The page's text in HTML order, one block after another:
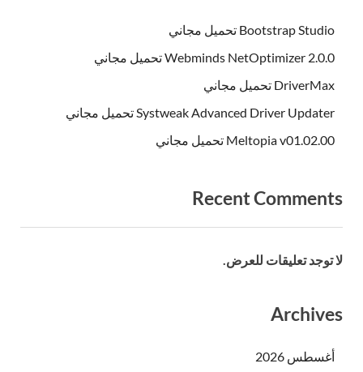
Bootstrap Studio تحميل مجاني
Webminds NetOptimizer 2.0.0 تحميل مجاني
DriverMax تحميل مجاني
Systweak Advanced Driver Updater تحميل مجاني
Meltopia v01.02.00 تحميل مجاني
Recent Comments
لا توجد تعليقات للعرض.
Archives
أغسطس 2026